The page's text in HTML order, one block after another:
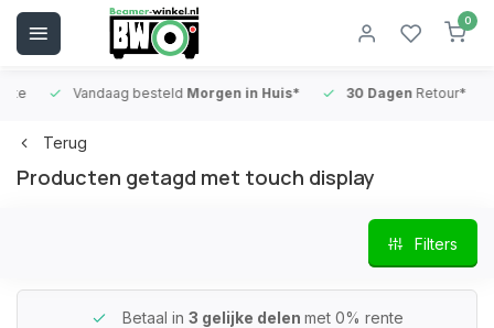
0
Vandaag besteldMorgen in Huis* 30 DagenRetour*
Terug
Producten getagd met touch display
Filters
Betaal in 3 gelijke delen met 0% rente